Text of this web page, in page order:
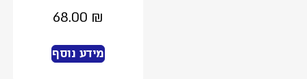
68.00₪
מידע נוסף